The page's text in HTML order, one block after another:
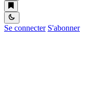
Se connecter S'abonner